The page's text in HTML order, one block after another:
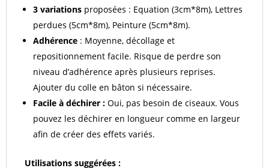
3 variations proposées : Equation (3cm*8m), Lettres
perdues (5cm*8m), Peinture (5cm*8m).
Adhérence : Moyenne, décollage et
repositionnement facile. Risque de perdre son
niveau d’adhérence après plusieurs reprises.
Ajouter du colle en bâton si nécessaire.
Facile à déchirer : Oui, pas besoin de ciseaux. Vous
pouvez les déchirer en longueur comme en largeur
afin de créer des effets variés.
Utilisations suggérées :